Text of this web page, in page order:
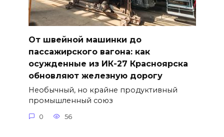
От швейной машинки до
пассажирского вагона: как
осужденные из ИК-27 Красноярска
обновляют железную дорогу
Необычный, но крайне продуктивный
промышленный союз
0 56